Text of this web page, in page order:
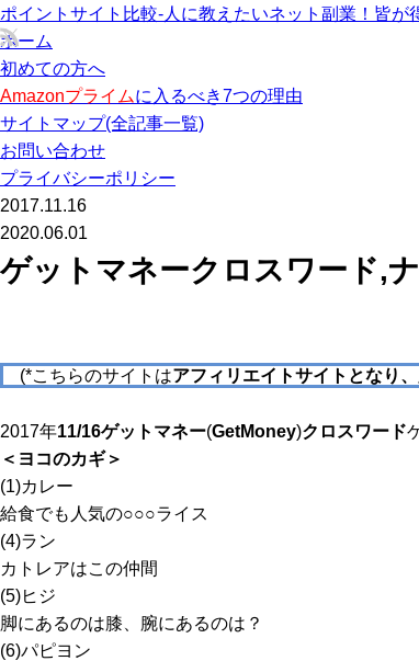
ポイントサイト比較-人に教えたいネット副業！皆が
ホーム
初めての方へ
Amazonプライムに入るべき7つの理由
サイトマップ(全記事一覧)
お問い合わせ
プライバシーポリシー
2017.11.16
2020.06.01
ゲットマネークロスワード,
(*こちらのサイトはアフィリエイトサイトとなり
2017年11/16ゲットマネー(GetMoney)クロスワード
＜ヨコのカギ＞
(1)カレー
給食でも人気の○○○ライス
(4)ラン
カトレアはこの仲間
(5)ヒジ
脚にあるのは膝、腕にあるのは？
(6)パピヨン